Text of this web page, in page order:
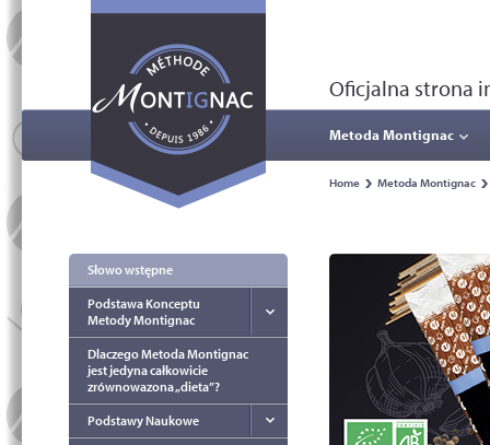
Oficjalna strona
Metoda Montignac
Home Metoda Montignac
Słowo wstępne
Podstawa Konceptu
Metody Montignac
Dlaczego Metoda Montignac
jest jedyna całkowicie
zrównowazona „dieta”?
Podstawy Naukowe